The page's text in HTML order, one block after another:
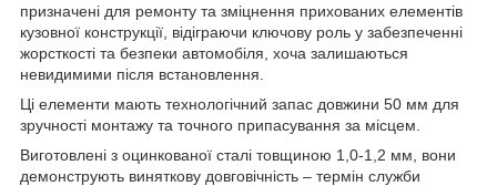
призначені для ремонту та зміцнення прихованих елементів
кузовної конструкції, відіграючи ключову роль у забезпеченні
жорсткості та безпеки автомобіля, хоча залишаються
невидимими після встановлення.
Ці елементи мають технологічний запас довжини 50 мм для
зручності монтажу та точного припасування за місцем.
Виготовлені з оцинкованої сталі товщиною 1,0-1,2 мм, вони
демонструють виняткову довговічність – термін служби